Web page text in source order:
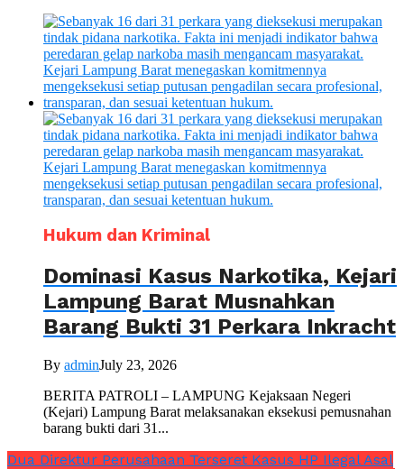
Hukum dan Kriminal
Dominasi Kasus Narkotika, Kejari
Lampung Barat Musnahkan
Barang Bukti 31 Perkara Inkracht
By adminJuly 23, 2026
BERITA PATROLI – LAMPUNG Kejaksaan Negeri
(Kejari) Lampung Barat melaksanakan eksekusi pemusnahan
barang bukti dari 31...
Dua Direktur Perusahaan Terseret Kasus HP Ilegal Asal